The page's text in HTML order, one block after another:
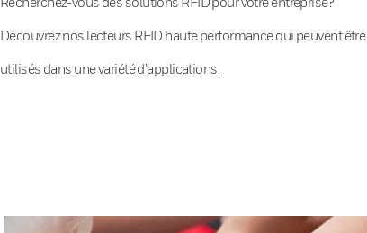
Découvrez nos lecteurs RFID haute performance qui peuvent être
utilisés dans une variété d’applications.